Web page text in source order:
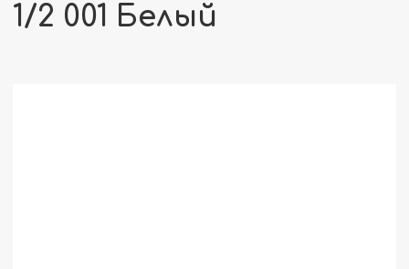
1/2 001 Белый